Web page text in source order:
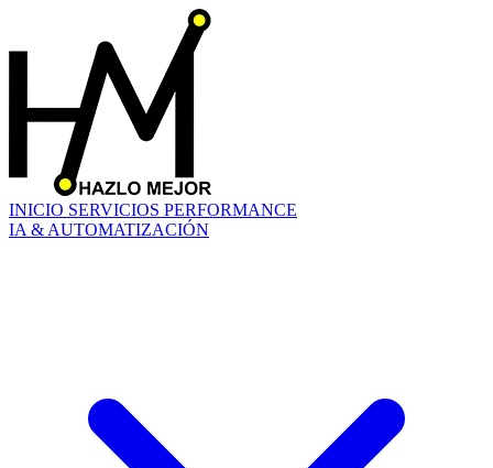
INICIO SERVICIOS PERFORMANCE
IA & AUTOMATIZACIÓN